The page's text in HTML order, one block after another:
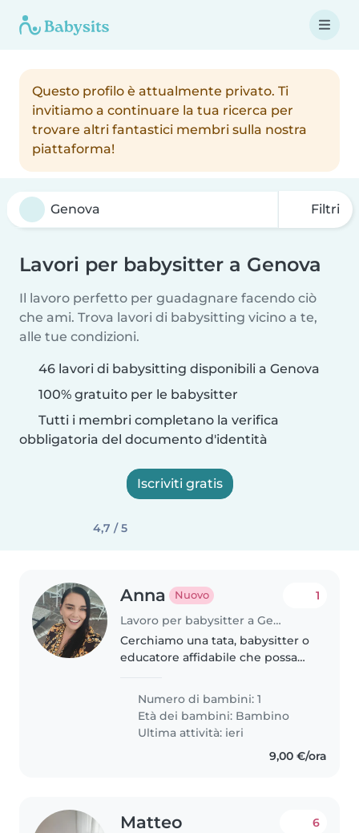
Questo profilo è attualmente privato. Ti
invitiamo a continuare la tua ricerca per
trovare altri fantastici membri sulla nostra
piattaforma!
Filtri
Lavori per babysitter a Genova
Il lavoro perfetto per guadagnare facendo ciò
che ami. Trova lavori di babysitting vicino a te,
alle tue condizioni.
46 lavori di babysitting disponibili a Genova
100% gratuito per le babysitter
Tutti i membri completano la verifica
obbligatoria del documento d'identità
Iscriviti gratis
4,7 / 5
Anna Nuovo
Lavoro per babysitter a Genova
1
Cerchiamo una tata, babysitter o
educatore affidabile che possa
nostro bimbo di 3 anni. Dovrà
essere a suo agio anche con
faccende leggere e
preferibilmente..
Numero di bambini: 1
Età dei bambini: Bambino
Ultima attività: ieri
9,00 €/ora
Matteo 6